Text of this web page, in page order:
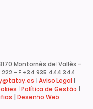
Montornès del Vallès -
- F +34 935 444 344
Aviso Legal
Política de Gestão
Desenho Web